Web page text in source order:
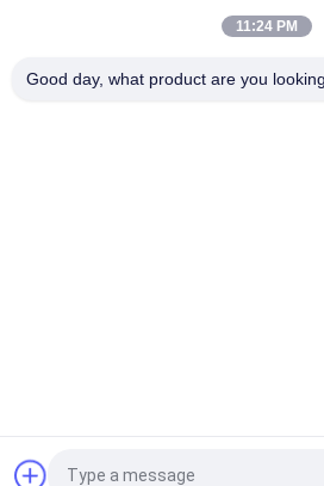
QSFP-100G-SWDM4 100G QSFP28
11:24 PM
Good day, what product are you